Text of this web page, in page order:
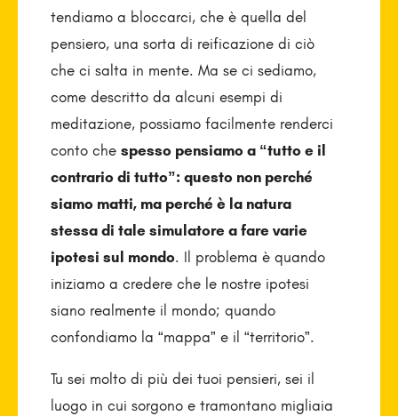
tendiamo a bloccarci, che è quella del
pensiero, una sorta di reificazione di ciò
che ci salta in mente. Ma se ci sediamo,
come descritto da alcuni esempi di
meditazione, possiamo facilmente renderci
conto che spesso pensiamo a “tutto e il
contrario di tutto”: questo non perché
siamo matti, ma perché è la natura
stessa di tale simulatore a fare varie
ipotesi sul mondo. Il problema è quando
iniziamo a credere che le nostre ipotesi
siano realmente il mondo; quando
confondiamo la “mappa” e il “territorio”.
Tu sei molto di più dei tuoi pensieri, sei il
luogo in cui sorgono e tramontano migliaia